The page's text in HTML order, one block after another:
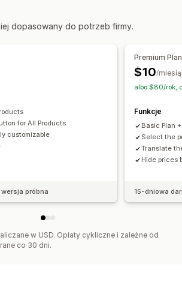
dopasowany do potrzeb firmy.
for All Products
customizable
próbna
Premium Plan
$10/
albo $80/rok,
Funkcje
Basic Plan +
Select the
Translate
Hide prices
15-dniowa
w USD. Opłaty cykliczne i zależne od
co 30 dni.